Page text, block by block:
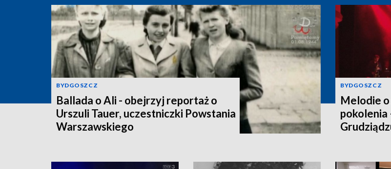
BYDGOSZCZ
Ballada o Ali - obejrzyj reportaż o
Urszuli Tauer, uczestniczki Powstania
Warszawskiego
BYDGOSZCZ
Melodie o
pokolenia